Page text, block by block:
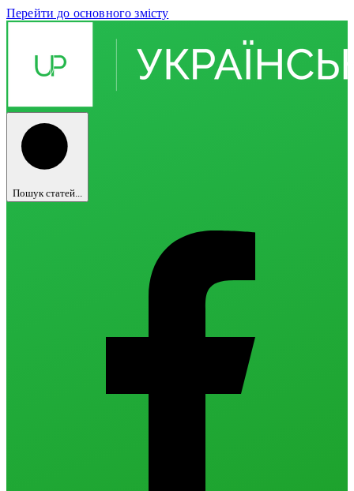
Перейти до основного змісту
Пошук статей...